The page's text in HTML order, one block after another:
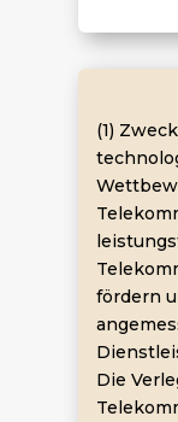
(1)
fördern
Die